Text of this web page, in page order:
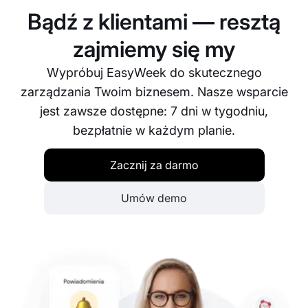
Bądź z klientami — resztą
zajmiemy się my
Wypróbuj EasyWeek do skutecznego
zarządzania Twoim biznesem. Nasze wsparcie
jest zawsze dostępne: 7 dni w tygodniu,
bezpłatnie w każdym planie.
Zacznij za darmo
Umów demo